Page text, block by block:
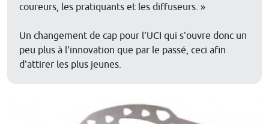
coureurs, les pratiquants et les diffuseurs. »
Un changement de cap pour l'UCI qui s'ouvre donc un
peu plus à l'innovation que par le passé, ceci afin
d'attirer les plus jeunes.